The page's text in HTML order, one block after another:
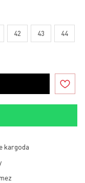
42 43 44
kargoda